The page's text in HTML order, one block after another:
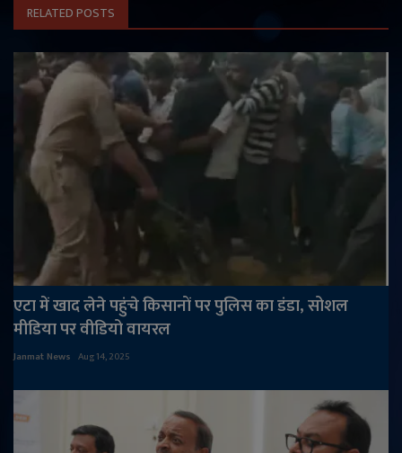
RELATED POSTS
एटा में खाद लेने पहुंचे किसानों पर पुलिस का डंडा, सोशल
मीडिया पर वीडियो वायरल
Janmat News Aug 14, 2025